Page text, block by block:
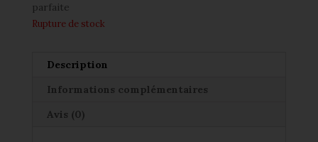
parfaite
Rupture de stock
Description
Informations complémentaires
Avis (0)